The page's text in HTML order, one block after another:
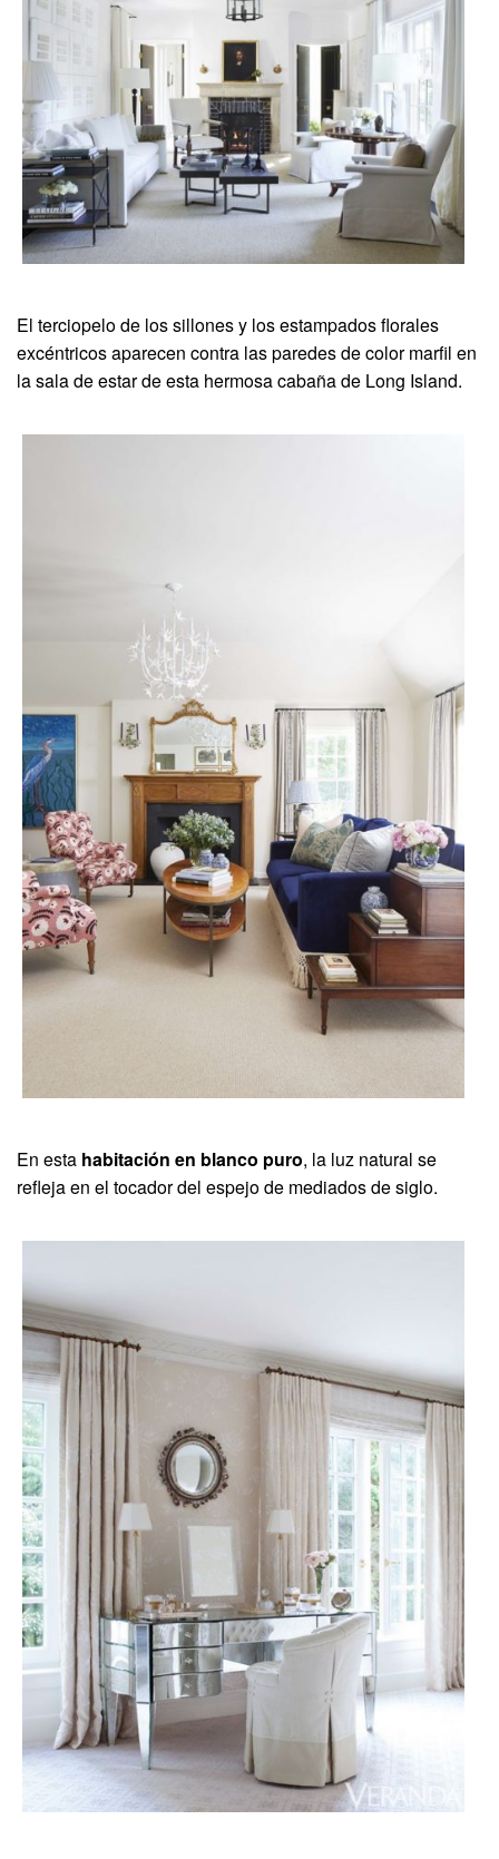
El terciopelo de los sillones y los estampados florales
excéntricos aparecen contra las paredes de color marfil en
la sala de estar de esta hermosa cabaña de Long Island.
En esta habitación en blanco puro, la luz natural se
refleja en el tocador del espejo de mediados de siglo.